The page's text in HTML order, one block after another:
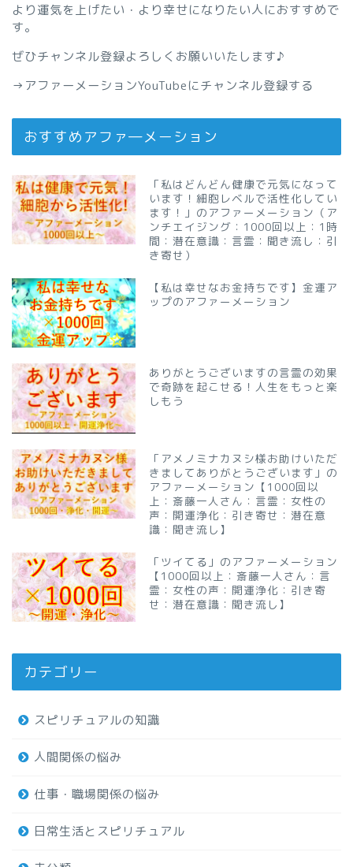
より運気を上げたい・より幸せになりたい人におすすめで
す。
ぜひチャンネル登録よろしくお願いいたします♪
→ アファーメーションYouTubeにチャンネル登録する
おすすめアファ―メーション
「私はどんどん健康で元気になって
います！細胞レベルで活性化してい
ます！」のアファーメーション（ア
ンチエイジング：1000回以上：1時
間：潜在意識：言霊：聞き流し：引
き寄せ）
【私は幸せなお金持ちです】金運ア
ップのアファーメーション
ありがとうございますの言霊の効果
で奇跡を起こせる！人生をもっと楽
しもう
「アメノミナカヌシ様お助けいただ
きましてありがとうございます」の
アファーメーション【1000回以
上：斎藤一人さん：言霊：女性の
声：開運浄化：引き寄せ：潜在意
識：聞き流し】
「ツイてる」のアファーメーション
【1000回以上：斎藤一人さん：言
霊：女性の声：開運浄化：引き寄
せ：潜在意識：聞き流し】
カテゴリー
スピリチュアルの知識
人間関係の悩み
仕事・職場関係の悩み
日常生活とスピリチュアル